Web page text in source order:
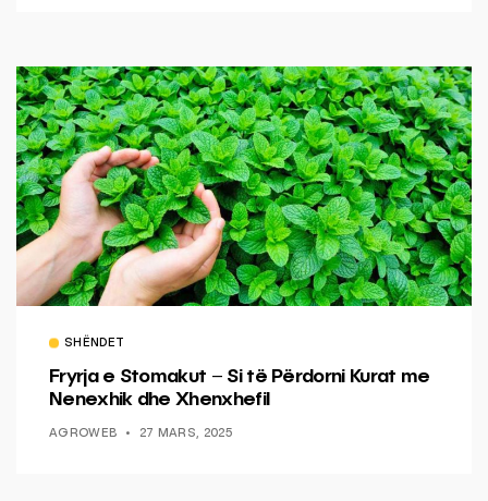
SHËNDET
Fryrja e Stomakut – Si të Përdorni Kurat me
Nenexhik dhe Xhenxhefil
AGROWEB 27 MARS, 2025